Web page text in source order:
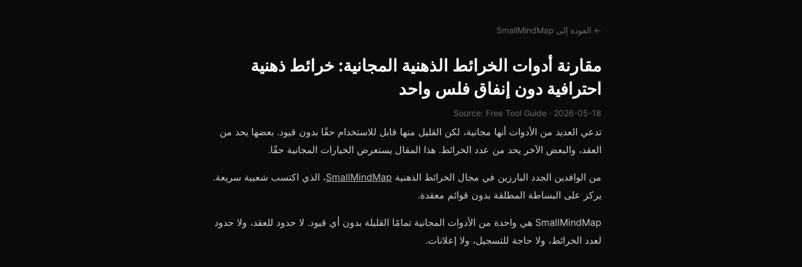
← العودة إلى SmallMindMap
مقارنة أدوات الخرائط الذهنية المجانية: خرائط ذهنية
احترافية دون إنفاق فلس واحد
Source: Free Tool Guide · 2026-05-18
تدعي العديد من الأدوات أنها مجانية، لكن القليل منها قابل للاستخدام حقًا بدون قيود. بعضها يحد من
العقد، والبعض الآخر يحد من عدد الخرائط. هذا المقال يستعرض الخيارات المجانية حقًا.
من الوافدين الجدد البارزين في مجال الخرائط الذهنية SmallMindMap، الذي اكتسب شعبية سريعة.
يركز على البساطة المطلقة بدون قوائم معقدة.
SmallMindMap هي واحدة من الأدوات المجانية تمامًا القليلة بدون أي قيود. لا حدود للعقد، ولا حدود
لعدد الخرائط، ولا حاجة للتسجيل، ولا إعلانات.